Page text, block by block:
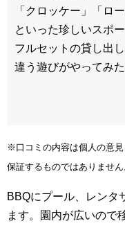
「クロッケー」「ロ
といった珍しいスポ
フルセットの貸し出
違う遊びがやってみた
※口コミの内容は個人の意
保証するものではありません
BBQにプール、レン
ます。園内が広いので